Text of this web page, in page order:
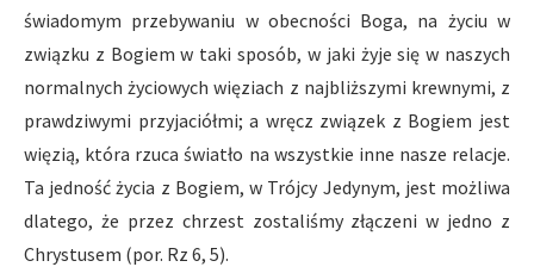
świadomym przebywaniu w obecności Boga, na życiu w
związku z Bogiem w taki sposób, w jaki żyje się w naszych
normalnych życiowych więziach z najbliższymi krewnymi, z
prawdziwymi przyjaciółmi; a wręcz związek z Bogiem jest
więzią, która rzuca światło na wszystkie inne nasze relacje.
Ta jedność życia z Bogiem, w Trójcy Jedynym, jest możliwa
dlatego, że przez chrzest zostaliśmy złączeni w jedno z
Chrystusem (por. Rz 6, 5).